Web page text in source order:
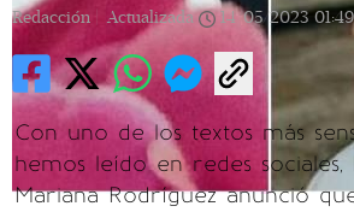
Redacción |
Actualizada 14/05/2023 01:49
Con uno de los textos más
hemos leído en redes
Mariana Rodríguez anunció